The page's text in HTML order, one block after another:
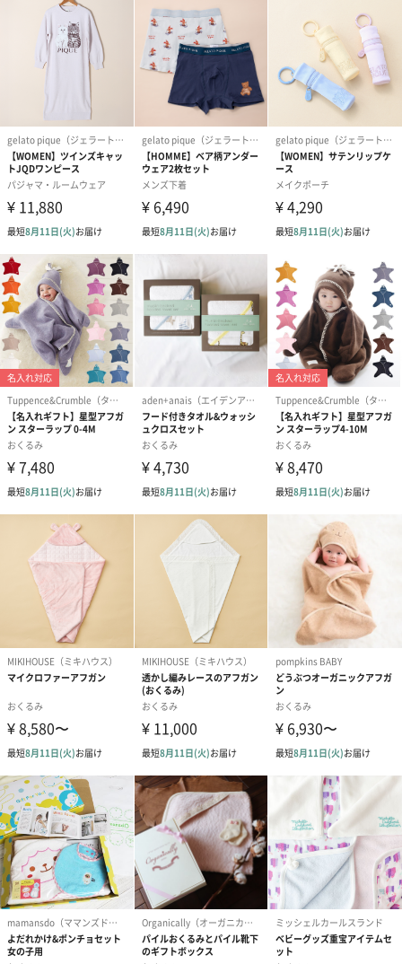
タオルのようにふんわりと編んだ、軽いコットン100%のニットを
使用しています。
「gelato pique（ジェラートピケ）」
“大人のデザート”をコンセプトに、着心地へのこだわり、着る人
それぞれのライフスタイルに喜ばれるアイテムを“ファッションの
スウィーツ”として表現したルームウェアブランドです。
あらゆる年代の女性、男性に“お部屋の中のファッション”を贈り
ます。
ジェラートピケのギフトをもっと見る
可愛いベアグッズを贈り物に
タオルのようなふんわりニットで作られた、おくるみとラトルの
セットです。可愛いベアデザインは、男の子にも女の子にもおす
すめ。大切な方への贈り物にぜひご利用ください。
商品詳細情報
サイズ
縦79cm・横98cm
【ラトル】
サイズ：F
素材
【おくるみ】
（別布）
内側：綿81%、ポリエステル19%
紐部分：綿100%
【ラトル】
綿100%
（別布）中わた：ポリエステル100%
原産国
中国
備考
撮影時の照明の関係や、ご覧になっているパソコン・
スマートフォンなどの環境により、実際と色味が異な